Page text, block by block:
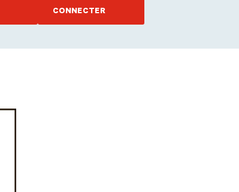
CONNECTER